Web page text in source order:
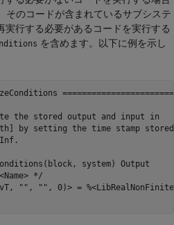
そのコードが含まれているサブシステ
実行する必要があるコードを実行する
を含めます。以下に例を示し
the stored output and input in
by setting the time stamp
system) Output
*/
"", "", 0)> =